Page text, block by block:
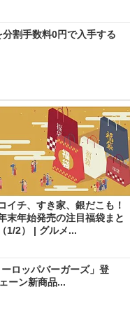
割手数料0円で入手する
イチ、すき家、銀だこも！
末年始発売の注目福袋まと
1/2） | グルメ...
ロッパバーガーズ」登
ーン新商品...